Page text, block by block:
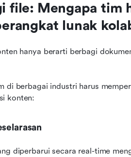
file: Mengapa tim
lunak
hanya berarti berbagi
di berbagai industri harus
konten:
diperbarui secara real-time